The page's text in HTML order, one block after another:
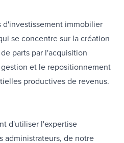
d'investissement immobilier
se concentre sur la création
parts par l'acquisition
et le repositionnement
productives de revenus.
d'utiliser l'expertise
administrateurs, de notre